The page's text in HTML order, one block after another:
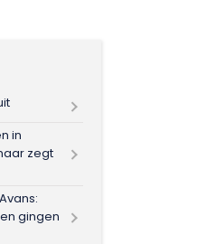
in
zegt
gingen